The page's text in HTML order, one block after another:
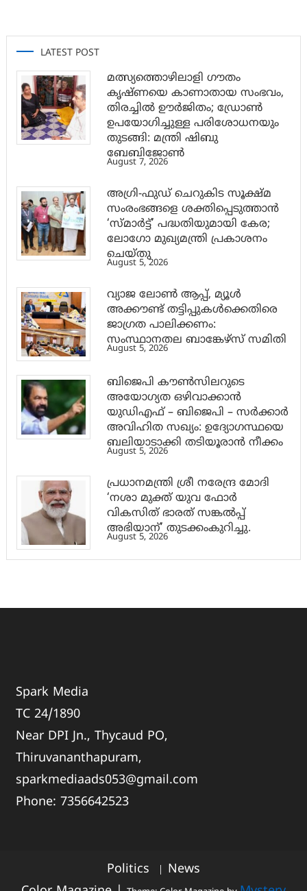
LATEST POST
മത്സ്യത്തൊഴിലാളി ഗൗതം
കൃഷ്ണയെ കാണാതായ സംഭവം,
തിരച്ചിൽ ഊർജിതം; ഡ്രോണ്‍
ഉപയോഗിച്ചുള്ള പരിശോധനയും
തുടങ്ങി: മന്ത്രി ഷിബു
ബേബിജോണ്‍
August 7, 2026
അഗ്രി-ഫുഡ് ചെറുകിട സൂക്ഷ്മ
സംരംഭങ്ങളെ ശക്തിപ്പെടുത്താന്‍
‘സ്മാര്‍ട്ട്’ പദ്ധതിയുമായി കേര;
ലോഗോ മുഖ്യമന്ത്രി പ്രകാശനം
ചെയ്തു
August 5, 2026
വ്യാജ ലോൺ ആപ്പ്, മ്യൂൾ
അക്കൗണ്ട് തട്ടിപ്പുകൾക്കെതിരെ
ജാ​ഗ്രത പാലിക്കണം:
സംസ്ഥാനതല ബാങ്കേഴ്സ് സമിതി
August 5, 2026
ബിജെപി കൗൺസിലറുടെ
അയോഗ്യത ഒഴിവാക്കാൻ
യുഡിഎഫ് – ബിജെപി – സർക്കാർ
അവിഹിത സഖ്യം: ഉദ്യോഗസ്ഥയെ
ബലിയാടാക്കി തടിയൂരാൻ നീക്കം
August 5, 2026
പ്രധാനമന്ത്രി ശ്രീ നരേന്ദ്ര മോദി
‘നശാ മുക്ത് യുവ ഫോർ
വികസിത് ഭാരത് സങ്കൽപ്പ്
അഭിയാന്’ തുടക്കംകുറിച്ചു.
August 5, 2026
Spark Media
TC 24/1890
Near DPI Jn., Thycaud PO,
Thiruvananthapuram,
sparkmediaads053@gmail.com
Phone:7356642523
Politics
News